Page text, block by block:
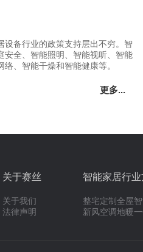
设备行业的政策支持层出不穷。智
安全、智能照明、智能视听、智能
、智能干燥和智能健康等。
更多...
关于赛丝 智能家居行业
关于我们
法律声明
整宅定制全屋
新风空调地暖